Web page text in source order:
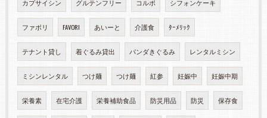
カプサイシン グルテンフリー コルポ シフォンケーキ
ファボリ FAVORI あいーと 介護食 ﾀｰﾒﾘｯｸ
テナント貸し 着ぐるみ貸出 パンダきぐるみ レンタルミシン
ミシンレンタル つけ麺 つけ麺 紅参 妊娠中 妊娠中期
栄養素 在宅介護 栄養補助食品 防災用品 防災 保存食